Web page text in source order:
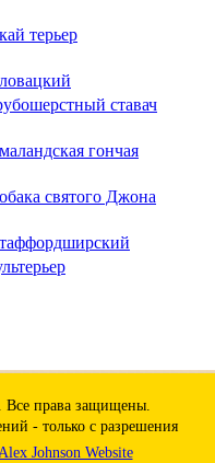
терьер
ставач
гончая
святого Джона
Все права защищены.
- только с разрешения
Johnson Website